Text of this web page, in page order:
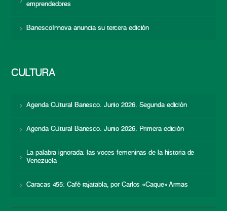
emprendedores
BanescoInnova anuncia su tercera edición
CULTURA
Agenda Cultural Banesco. Junio 2026. Segunda edición
Agenda Cultural Banesco. Junio 2026. Primera edición
La palabra ignorada: las voces femeninas de la historia de
Venezuela
Caracas 455: Café rajatabla, por Carlos «Caque» Armas